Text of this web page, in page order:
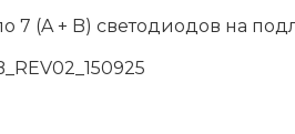
7 (A + B) светодиодов на